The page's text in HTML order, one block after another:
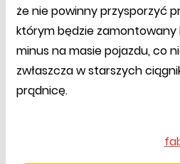
że nie powinny przysporzyć
którym będzie zamontowany
minus na masie pojazdu, co
zwłaszcza w starszych
prądnicę.